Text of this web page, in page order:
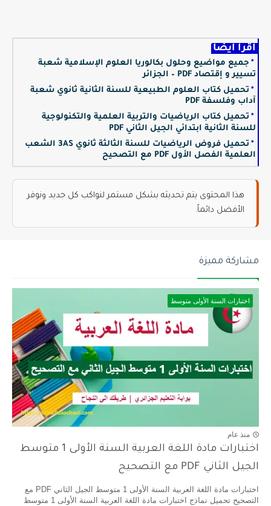
اقرأ أيضا
جميع مواضيع وحلول بكالوريا العلوم الإسلامية شعبة
تسيير و إقتصاد PDF – الجزائر
تحميل كتاب العلوم الطبيعية للسنة الثانية ثانوي شعبة
آداب وفلسفة PDF
تحميل كتاب الرياضيات والتربية العلمية والتكنولوجية
للسنة الثانية ابتدائي الجيل الثاني PDF
تحميل فروض الرياضيات للسنة الثالثة ثانوي 3AS الشعب
العلمية الفصل الأول PDF مع التصحيح
هذا المحتوى يتم تحديثه بشكل مستمر لنواكب كل جديد ونوفر
الأفضل دائماً.
مشاركة مميزة
اختبارات السنة الأولى متوسط
منذ عام
اختبارات مادة اللغة العربية السنة الأولى 1 متوسط
الجيل الثاني PDF مع التصحيح
اختبارات مادة اللغة العربية السنة الأولى 1 متوسط الجيل الثاني PDF مع
التصحيح تحميل نماذج اختبارات مادة اللغة العربية السنة الأولى 1 متوسط